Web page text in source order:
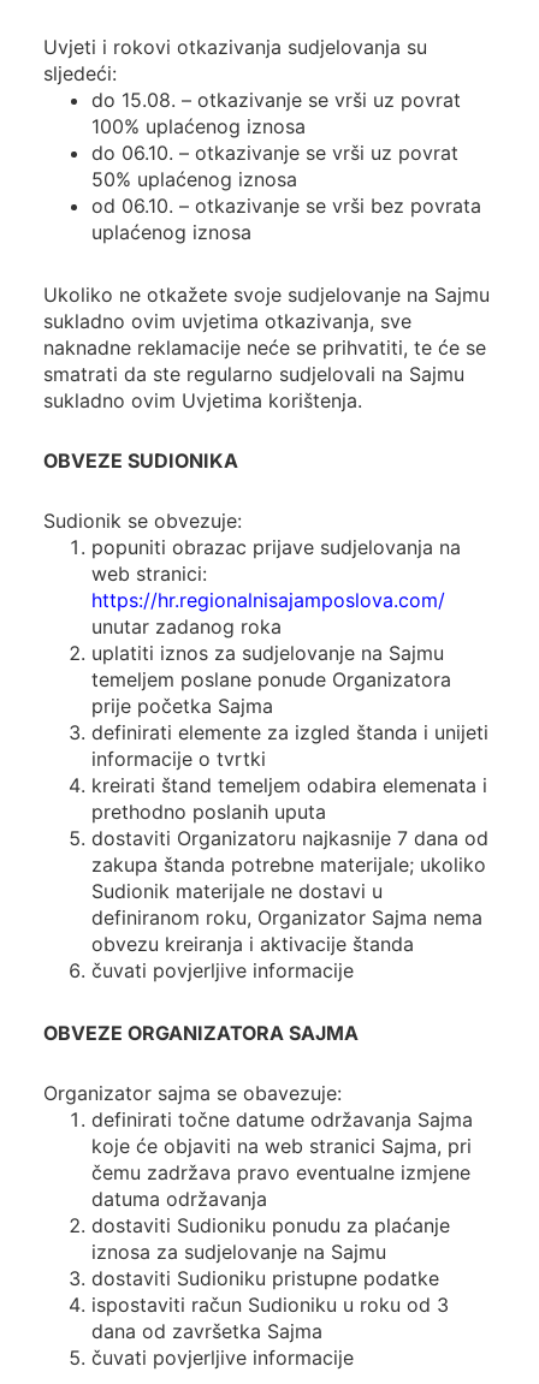
Uvjeti i rokovi otkazivanja sudjelovanja su
sljedeći:
do 15.08. – otkazivanje se vrši uz povrat
100% uplaćenog iznosa
do 06.10. – otkazivanje se vrši uz povrat
50% uplaćenog iznosa
od 06.10. – otkazivanje se vrši bez povrata
uplaćenog iznosa
Ukoliko ne otkažete svoje sudjelovanje na Sajmu
sukladno ovim uvjetima otkazivanja, sve
naknadne reklamacije neće se prihvatiti, te će se
smatrati da ste regularno sudjelovali na Sajmu
sukladno ovim Uvjetima korištenja.
OBVEZE SUDIONIKA
Sudionik se obvezuje:
popuniti obrazac prijave sudjelovanja na
web stranici:
https://hr.regionalnisajamposlova.com/
unutar zadanog roka
uplatiti iznos za sudjelovanje na Sajmu
temeljem poslane ponude Organizatora
prije početka Sajma
definirati elemente za izgled štanda i unijeti
informacije o tvrtki
kreirati štand temeljem odabira elemenata i
prethodno poslanih uputa
dostaviti Organizatoru najkasnije 7 dana od
zakupa štanda potrebne materijale; ukoliko
Sudionik materijale ne dostavi u
definiranom roku, Organizator Sajma nema
obvezu kreiranja i aktivacije štanda
čuvati povjerljive informacije
OBVEZE ORGANIZATORA SAJMA
Organizator sajma se obavezuje:
definirati točne datume održavanja Sajma
koje će objaviti na web stranici Sajma, pri
čemu zadržava pravo eventualne izmjene
datuma održavanja
dostaviti Sudioniku ponudu za plaćanje
iznosa za sudjelovanje na Sajmu
dostaviti Sudioniku pristupne podatke
ispostaviti račun Sudioniku u roku od 3
dana od završetka Sajma
čuvati povjerljive informacije